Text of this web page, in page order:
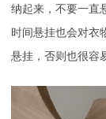
纳起来，不要一直
时间悬挂也会对衣
悬挂，否则也很容